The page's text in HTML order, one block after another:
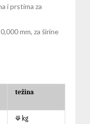
i prstima za
mm, za širine
težina
⟱kg